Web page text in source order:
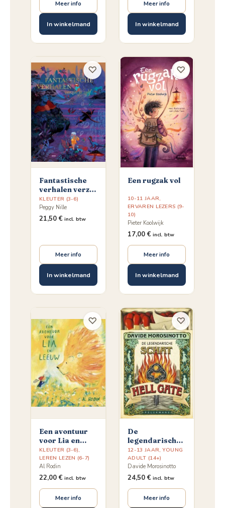
Meer info
In winkelmand
Meer info
In winkelmand
Fantastische
verhalen verzin
je zelf
KLEUTER (3-6)
Peggy Nille
21,50 € incl. btw
Meer info
In winkelmand
♡
Een rugzak vol
10-11 JAAR,
ERVAREN LEZERS (9-
10)
Pieter Koolwijk
17,00 € incl. btw
Meer info
In winkelmand
♡
Een avontuur
voor Lia en
Leeuw
KLEUTER (3-6),
LEREN LEZEN (6-7)
Al Rodin
22,00 € incl. btw
Meer info
♡
De
legendarische
schat van Hell
Gate
12-13 JAAR, YOUNG
ADULT (14+)
Davide Morosinotto
24,50 € incl. btw
Meer info
♡